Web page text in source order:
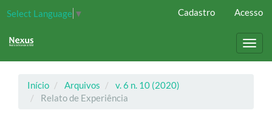
Select Language ▼
Principal
principal
Cadastro Acesso
Início Arquivos
v. 6 n. 10 (2020)
Relato de Experiência